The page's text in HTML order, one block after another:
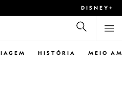
DISNEY+
HISTÓRIA MEIO